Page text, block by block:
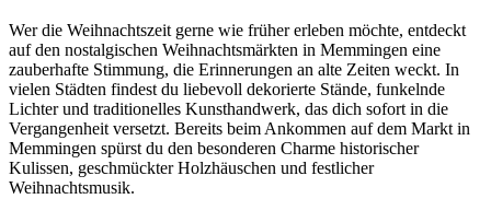
Wer die Weihnachtszeit gerne wie früher erleben möchte, entdeckt
auf den nostalgischen Weihnachtsmärkten in Memmingen eine
zauberhafte Stimmung, die Erinnerungen an alte Zeiten weckt. In
vielen Städten findest du liebevoll dekorierte Stände, funkelnde
Lichter und traditionelles Kunsthandwerk, das dich sofort in die
Vergangenheit versetzt. Bereits beim Ankommen auf dem Markt in
Memmingen spürst du den besonderen Charme historischer
Kulissen, geschmückter Holzhäuschen und festlicher
Weihnachtsmusik.